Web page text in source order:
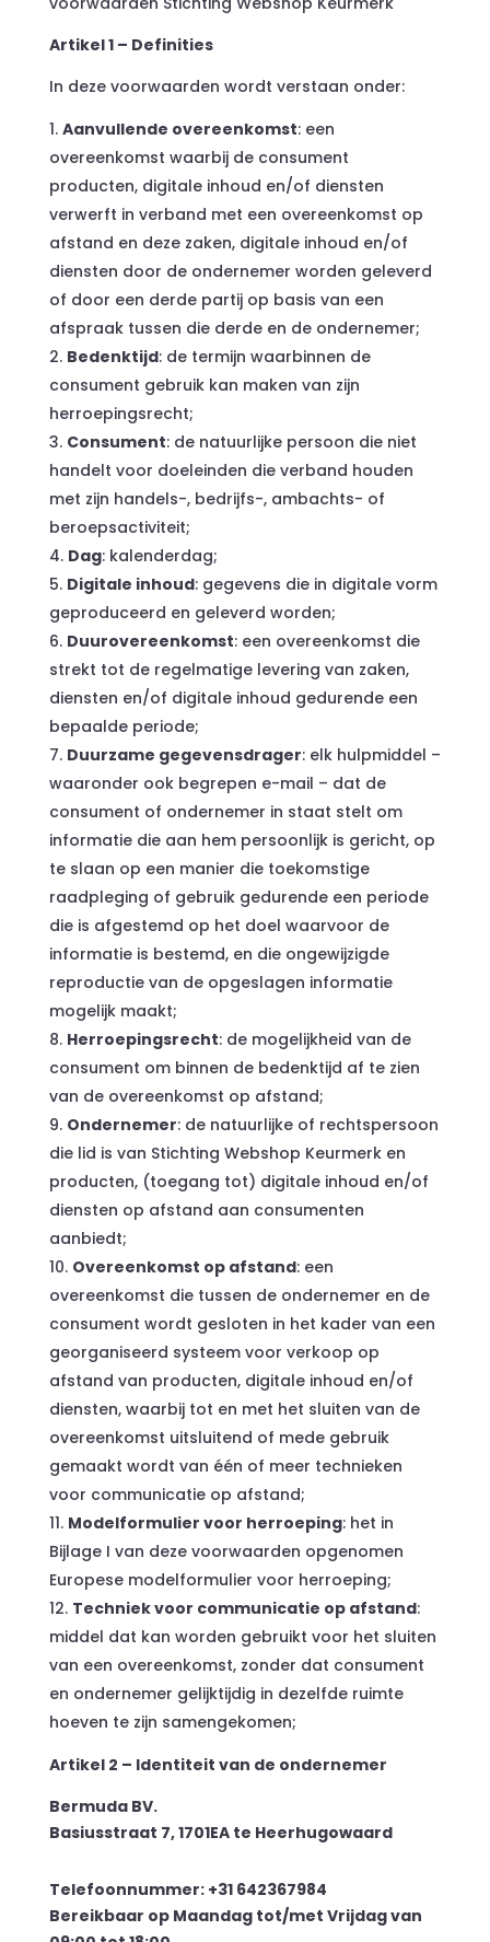
Artikel 1 – Definities
In deze voorwaarden wordt verstaan onder:
Aanvullende overeenkomst: een
overeenkomst waarbij de consument
producten, digitale inhoud en/of diensten
verwerft in verband met een overeenkomst op
afstand en deze zaken, digitale inhoud en/of
diensten door de ondernemer worden geleverd
of door een derde partij op basis van een
afspraak tussen die derde en de ondernemer;
Bedenktijd: de termijn waarbinnen de
consument gebruik kan maken van zijn
herroepingsrecht;
Consument: de natuurlijke persoon die niet
handelt voor doeleinden die verband houden
met zijn handels-, bedrijfs-, ambachts- of
beroepsactiviteit;
Dag: kalenderdag;
Digitale inhoud: gegevens die in digitale vorm
geproduceerd en geleverd worden;
Duurovereenkomst: een overeenkomst die
strekt tot de regelmatige levering van zaken,
diensten en/of digitale inhoud gedurende een
bepaalde periode;
Duurzame gegevensdrager: elk hulpmiddel –
waaronder ook begrepen e-mail – dat de
consument of ondernemer in staat stelt om
informatie die aan hem persoonlijk is gericht, op
te slaan op een manier die toekomstige
raadpleging of gebruik gedurende een periode
die is afgestemd op het doel waarvoor de
informatie is bestemd, en die ongewijzigde
reproductie van de opgeslagen informatie
mogelijk maakt;
Herroepingsrecht: de mogelijkheid van de
consument om binnen de bedenktijd af te zien
van de overeenkomst op afstand;
Ondernemer: de natuurlijke of rechtspersoon
die lid is van Stichting Webshop Keurmerk en
producten, (toegang tot) digitale inhoud en/of
diensten op afstand aan consumenten
aanbiedt;
Overeenkomst op afstand: een
overeenkomst die tussen de ondernemer en de
consument wordt gesloten in het kader van een
georganiseerd systeem voor verkoop op
afstand van producten, digitale inhoud en/of
diensten, waarbij tot en met het sluiten van de
overeenkomst uitsluitend of mede gebruik
gemaakt wordt van één of meer technieken
voor communicatie op afstand;
Modelformulier voor herroeping: het in
Bijlage I van deze voorwaarden opgenomen
Europese modelformulier voor herroeping;
Techniek voor communicatie op afstand:
middel dat kan worden gebruikt voor het sluiten
van een overeenkomst, zonder dat consument
en ondernemer gelijktijdig in dezelfde ruimte
hoeven te zijn samengekomen;
Artikel 2 – Identiteit van de ondernemer
Bermuda BV.
Basiusstraat 7, 1701EA te Heerhugowaard
Telefoonnummer: +31 642367984
Bereikbaar op Maandag tot/met Vrijdag van